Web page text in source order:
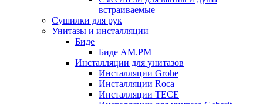
встраиваемые
Сушилки для рук
Унитазы и инсталляции
Биде
Биде AM.PM
Инсталляции для унитазов
Инсталляции Grohe
Инсталляции Roca
Инсталляции TECE